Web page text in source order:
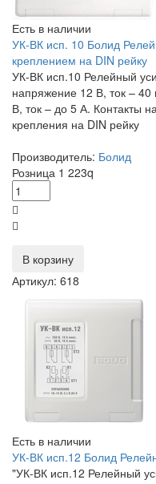
Есть в наличии
УК-ВК исп. 10 Болид
креплением на DIN рейку
УК-ВК исп.10 Релейный
напряжение 12 В, ток –
В, ток – до 5 А. Контакты
крепления на DIN рейку
Производитель: Болид
Розница 1 223q
В корзину
Артикул: 618
Есть в наличии
УК-ВК исп.12 Болид
"УК-ВК исп.12 Релейный